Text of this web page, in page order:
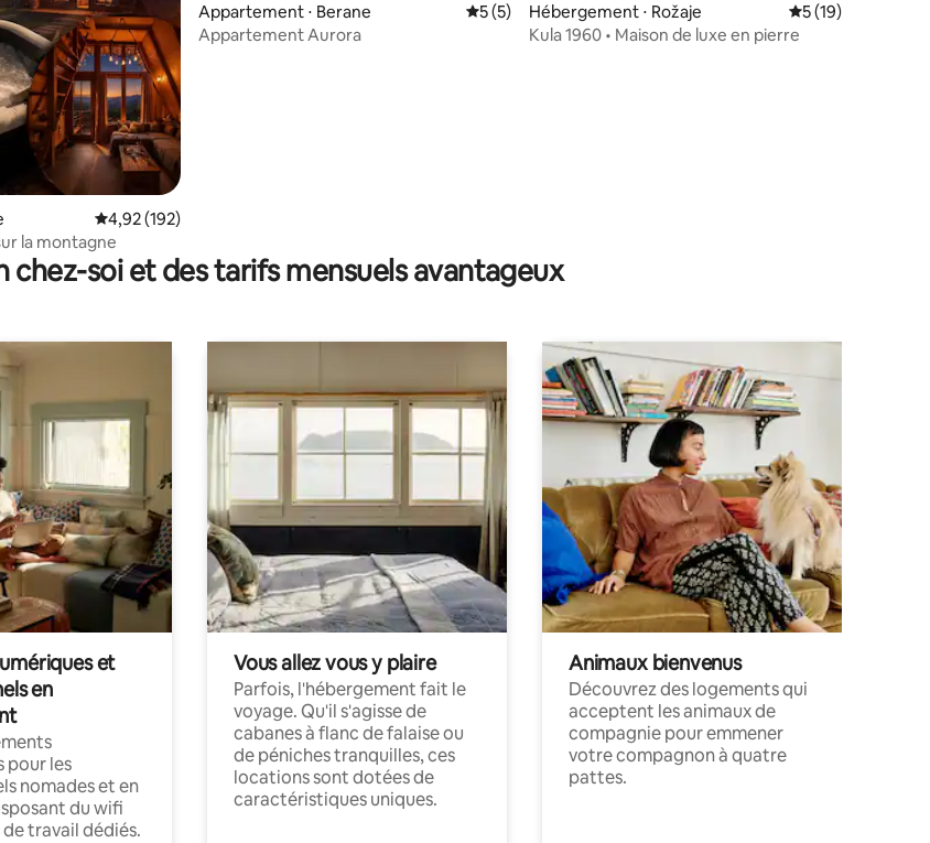
de 7 commentaires : 5 sur 5
Évaluation moyenne sur la base de 192 commentaires : 4,92 sur 5
4,92 (192)
la montagne
Appartement ⋅ Berane Évaluation moyenne sur la base de 5 commentaires : 5 sur 5
5 (5)
Appartement Aurora
Hébergement ⋅ Rožaje Évaluation
5 (19)
Kula 1960 • Maison de luxe en pierre
chez-soi et des tarifs mensuels avantageux
et
en
pour les
nomades et en
du wifi
travail dédiés.
Vous allez vous y plaire
Parfois, l'hébergement fait le
voyage. Qu'il s'agisse de
cabanes à flanc de falaise ou
de péniches tranquilles, ces
locations sont dotées de
caractéristiques uniques.
Animaux bienvenus
Découvrez des logements qui
acceptent les animaux de
compagnie pour emmener
votre compagnon à quatre
pattes.